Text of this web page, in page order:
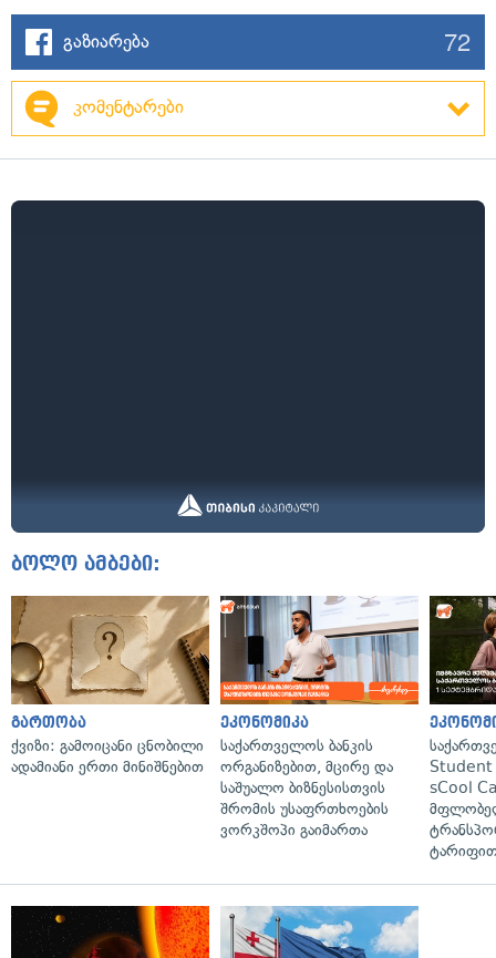
გაზიარება 72
კომენტარები
ბოლო ამბები:
გართობა
ქვიზი: გამოიცანი ცნობილი
ადამიანი ერთი მინიშნებით
ეკონომიკა
საქართველოს ბანკის
ორგანიზებით, მცირე და
საშუალო ბიზნესისთვის
შრომის უსაფრთხოების
ვორკშოპი გაიმართა
Student
sCool